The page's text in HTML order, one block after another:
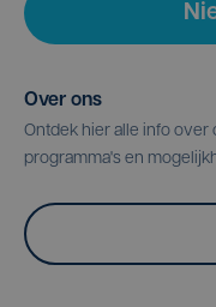
Over ons
Ontdek hier alle info over
programma's en